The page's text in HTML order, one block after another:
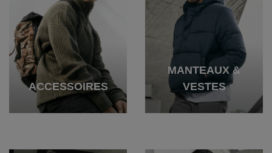
ACCESSOIRES
MANTEAUX &
VESTES